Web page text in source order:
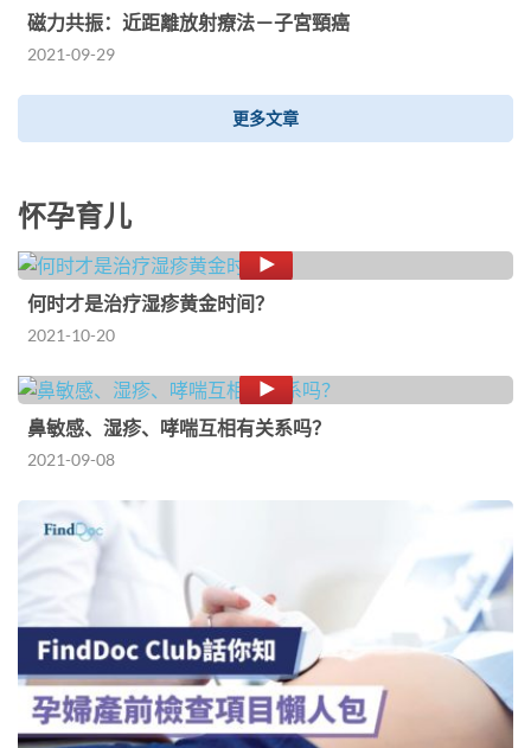
磁力共振：近距離放射療法－子宮頸癌
2021-09-29
更多文章
怀孕育儿
何时才是治疗湿疹黄金时间？
2021-10-20
鼻敏感、湿疹、哮喘互相有关系吗？
2021-09-08